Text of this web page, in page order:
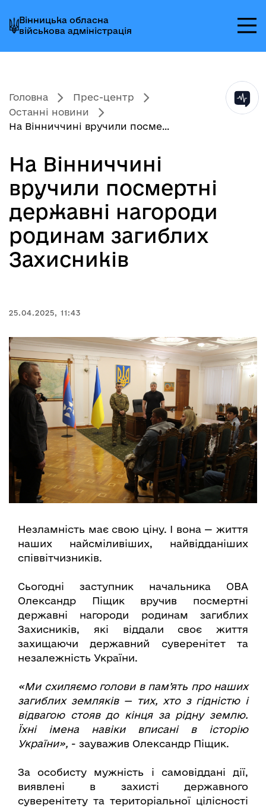
до
головного
меню
до
головного
вмісту
до
головного
колонтитула
Вінницька обласна
військова адміністрація
Головна
Прес-центр
Останні новини
На Вінниччині вручили посме...
На Вінниччині
вручили посмертні
державні нагороди
родинам загиблих
Захисників
25.04.2025, 11:43
Незламність має свою ціну. І вона — життя
наших найсміливіших, найвідданіших
співвітчизників.
Сьогодні заступник начальника ОВА
Олександр Піщик вручив посмертні
державні нагороди родинам загиблих
Захисників, які віддали своє життя
захищаючи державний суверенітет та
незалежність України.
«Ми схиляємо голови в пам’ять про наших
загиблих земляків — тих, хто з гідністю і
відвагою стояв до кінця за рідну землю.
Їхні імена навіки вписані в історію
України», - зауважив Олександр Піщик.
За особисту мужність і самовіддані дії,
виявлені в захисті державного
суверенітету та територіальної цілісності